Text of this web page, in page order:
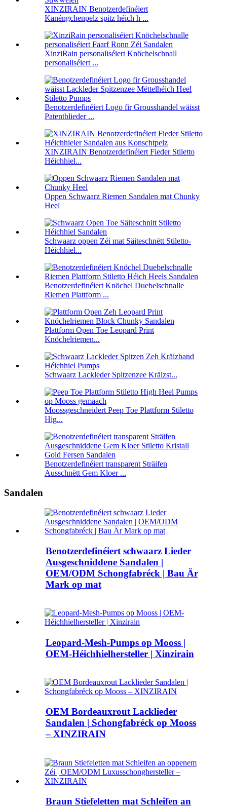
XINZIRAIN Benotzerdefinéiert
Kanéngchenpelz spitz héich h ...
XinziRain personaliséiert Knöchelschnall
personaliséiert ...
Benotzerdefinéiert Logo fir Grousshandel wäisst
Patentblieder ...
XINZIRAIN Benotzerdefinéiert Fieder Stiletto
Héichhiel...
Oppen Schwaarz Riemen Sandalen mat Chunky
Heel
Schwaarz oppen Zéi mat Säiteschnëtt Stiletto-
Héichhiel...
Benotzerdefinéiert Knöchel Duebelschnalle
Riemen Plattform ...
Plattform Open Toe Leopard Print
Knöchelriemen...
Schwaarz Lackleder Spitzenzee Kräizst...
Moossgeschneidert Peep Toe Plattform Stiletto
Hig...
Benotzerdefinéiert transparent Sträifen
Ausschnëtt Gem Kloer ...
Sandalen
Benotzerdefinéiert schwaarz Lieder
Ausgeschniddene Sandalen |
OEM/ODM Schongfabréck | Bau Är
Mark op mat
Leopard-Mesh-Pumps op Mooss |
OEM-Héichhielhersteller | Xinzirain
OEM Bordeauxrout Lacklieder
Sandalen | Schongfabréck op Mooss
– XINZIRAIN
Braun Stiefeletten mat Schleifen an